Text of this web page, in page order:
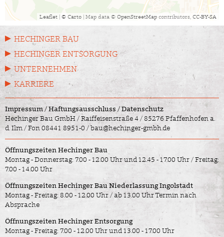
Leaflet | © Carto | Map data © OpenStreetMap contributors, CC-BY-SA
HECHINGER BAU
HECHINGER ENTSORGUNG
UNTERNEHMEN
KARRIERE
Impressum/Haftungsausschluss/Datenschutz
Hechinger Bau GmbH / Raiffeisenstraße 4 / 85276 Pfaffenhofen a.
d. Ilm /Fon 08441 8951-0 /bau@hechinger-gmbh.de
Öffnungszeiten Hechinger Bau
Montag - Donnerstag: 7.00 - 12.00 Uhr und 12.45 - 17.00 Uhr / Freitag:
7.00 - 14.00 Uhr
Öffnungszeiten Hechinger Bau Niederlassung Ingolstadt
Montag - Freitag: 8.00 - 12.00 Uhr / ab 13.00 Uhr Termin nach
Absprache
Öffnungszeiten Hechinger Entsorgung
Montag - Freitag: 7.00 - 12.00 Uhr und 13.00 - 17.00 Uhr